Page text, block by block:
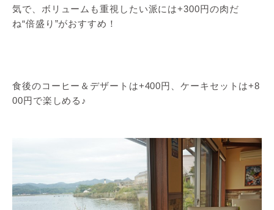
気で、ボリュームも重視したい派には+300円の肉だ
ね“倍盛り”がおすすめ！
食後のコーヒー＆デザートは+400円、ケーキセットは+8
00円で楽しめる♪